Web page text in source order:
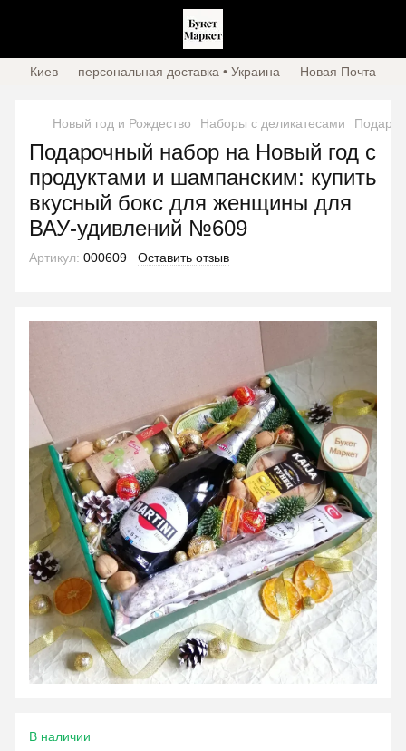
Киев — персональная доставка • Украина — Новая Почта
Новый год и Рождество Наборы с деликатесами
Подарочный набор на Новый год с
продуктами и шампанским: купить
вкусный бокс для женщины для
ВАУ-удивлений №609
Артикул: 000609 Оставить отзыв
В наличии